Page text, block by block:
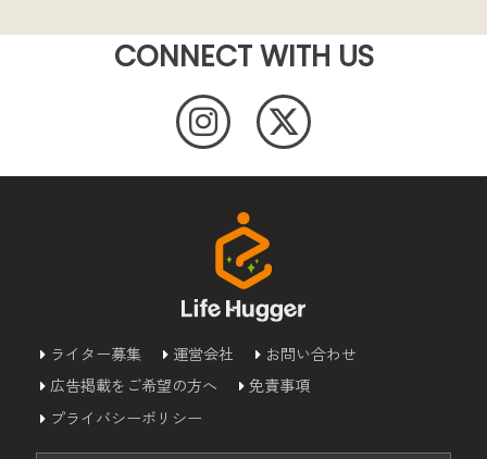
CONNECT WITH US
ライター募集 運営会社
お問い合わせ
広告掲載をご希望の方へ
免責事項
プライバシーポリシー